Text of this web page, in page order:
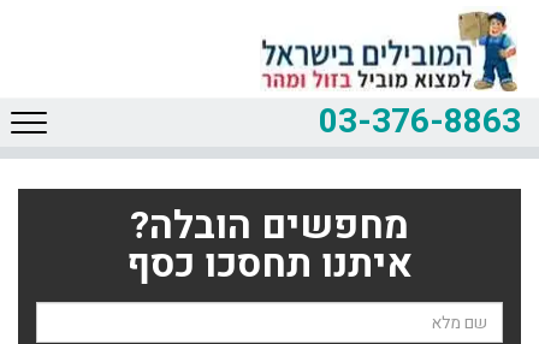
03-376-8863
מחפשים הובלה?
איתנו תחסכו כסף
שם השולח